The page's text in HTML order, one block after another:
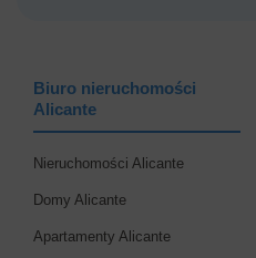
Biuro nieruchomości
Alicante
Nieruchomości Alicante
Domy Alicante
Apartamenty Alicante